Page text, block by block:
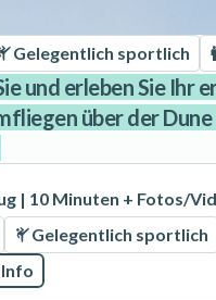
Gelegentlich sportlich
und erleben Sie Ihr
über der
| 10 Minuten + Fotos/
Gelegentlich sportlich